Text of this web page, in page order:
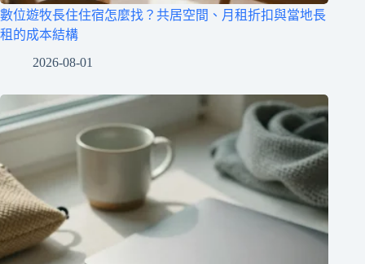
數位遊牧長住住宿怎麼找？共居空間、月租折扣與當地長
租的成本結構
2026-08-01